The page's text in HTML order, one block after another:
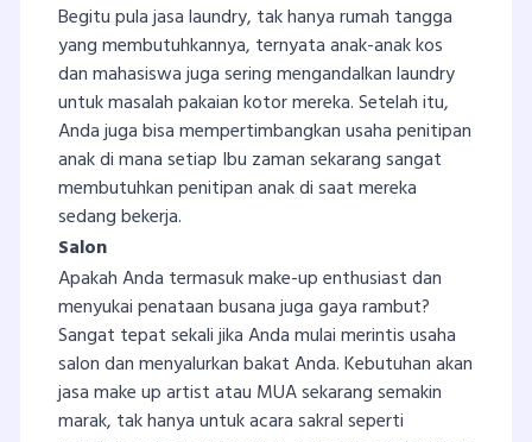
Begitu pula jasa laundry, tak hanya rumah tangga
yang membutuhkannya, ternyata anak-anak kos
dan mahasiswa juga sering mengandalkan laundry
untuk masalah pakaian kotor mereka. Setelah itu,
Anda juga bisa mempertimbangkan usaha penitipan
anak di mana setiap Ibu zaman sekarang sangat
membutuhkan penitipan anak di saat mereka
sedang bekerja.
Salon
Apakah Anda termasuk make-up enthusiast dan
menyukai penataan busana juga gaya rambut?
Sangat tepat sekali jika Anda mulai merintis usaha
salon dan menyalurkan bakat Anda. Kebutuhan akan
jasa make up artist atau MUA sekarang semakin
marak, tak hanya untuk acara sakral seperti